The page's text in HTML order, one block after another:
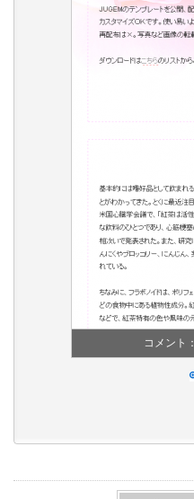
コメント：